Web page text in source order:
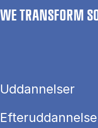
WE TRANSFORM
Uddannelser
Efteruddannelse